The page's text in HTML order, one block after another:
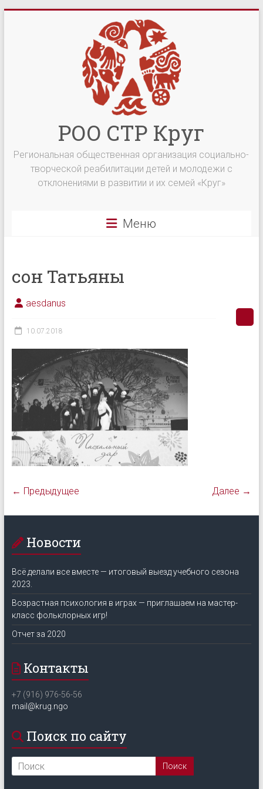
РОО СТР Круг
Региональная общественная организация социально-
творческой реабилитации детей и молодежи с
отклонениями в развитии и их семей «Круг»
Меню
сон Татьяны
aesdanus
10.07.2018
← Предыдущее Далее →
Новости
Всё делали все вместе — итоговый выезд учебного сезона
2023.
Возрастная психология в играх — приглашаем на мастер-
класс фольклорных игр!
Отчет за 2020
Контакты
+7 (916) 976-56-56
mail@krug.ngo
Поиск по сайту